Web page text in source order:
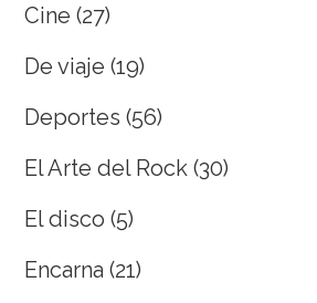
Cine (27)
De viaje (19)
Deportes (56)
El Arte del Rock (30)
El disco (5)
Encarna (21)